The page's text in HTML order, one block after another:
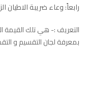
رابعاً: وعاء ضريبة الاطيان
التعريف :- هي تلك القيمة
بمعرفة لجان التقسيم و